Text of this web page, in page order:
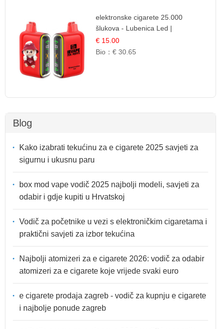
elektronske cigarete 25.000
šlukova - Lubenica Led |
Osježavajući Ljetni Okus
€ 15.00
Bio：€ 30.65
Blog
Kako izabrati tekućinu za e cigarete 2025 savjeti za
sigurnu i ukusnu paru
box mod vape vodič 2025 najbolji modeli, savjeti za
odabir i gdje kupiti u Hrvatskoj
Vodič za početnike u vezi s elektroničkim cigaretama i
praktični savjeti za izbor tekućina
Najbolji atomizeri za e cigarete 2026: vodič za odabir
atomizeri za e cigarete koje vrijede svaki euro
e cigarete prodaja zagreb - vodič za kupnju e cigarete
i najbolje ponude zagreb